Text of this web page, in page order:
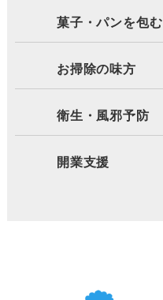
菓子・パンを包む
お掃除の味方
衛生・風邪予防
開業支援